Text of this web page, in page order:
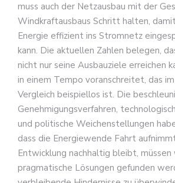
muss auch der Netzausbau mit der
Windkraftausbaus Schritt halten,
Energie effizient ins Stromnetz
kann. Die aktuellen Zahlen belegen,
nicht nur seine Ausbauziele erreichen
in einem Tempo voranschreitet, das
Vergleich beispiellos ist. Die
Genehmigungsverfahren,
und politische Weichenstellungen
dass die Energiewende Fahrt
Entwicklung nachhaltig bleibt,
pragmatische Lösungen gefunden